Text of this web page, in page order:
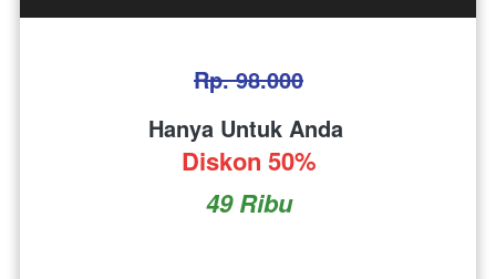
Rp. 98.000
Hanya Untuk Anda
Diskon 50%
49 Ribu